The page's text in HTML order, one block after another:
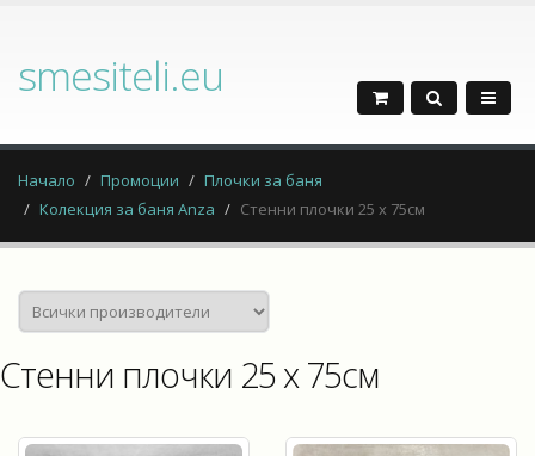
smesiteli.eu
Начало Промоции
Плочки за баня
Колекция за баня Anza
Стенни плочки 25 x 75см
Стенни плочки 25 x 75см